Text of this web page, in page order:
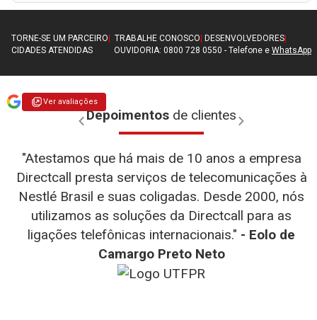
TORNE-SE UM PARCEIRO| TRABALHE CONOSCO| DESENVOLVEDORES|
CIDADES ATENDIDAS
OUVIDORIA: 0800 728 0550 - Telefone eWhatsApp
Depoimentos de clientes
- Julia Falcin
"Atestamos que há mais de 10 anos a empresa
Directcall presta serviços de telecomunicações à
Nestlé Brasil e suas coligadas. Desde 2000, nós
utilizamos as soluções da Directcall para as
ligações telefônicas internacionais." - Eolo de
Camargo Preto Neto
- Diego
Fernando Alves
- Henrique Fernandes Simão
- Totvs
- Teresa
- D-link
- WEG
Ver avaliações